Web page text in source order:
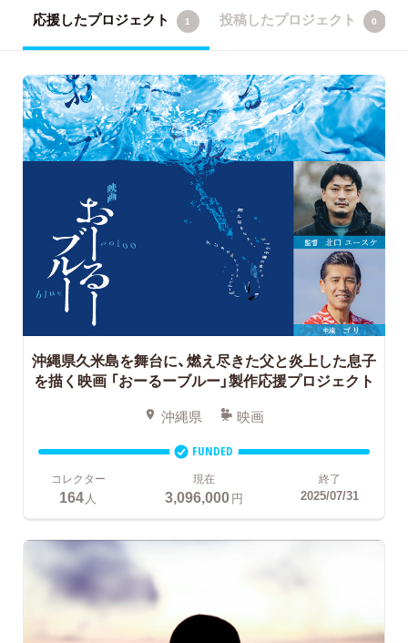
応援したプロジェクト 1 投稿したプロジェクト 0
沖縄県久米島を舞台に、燃え尽きた父と炎上した息子
を描く映画 「おーるーブルー」製作応援プロジェクト
沖縄県 映画
FUNDED
コレクター
164 人
現在
3,096,000円
終了
2025/07/31